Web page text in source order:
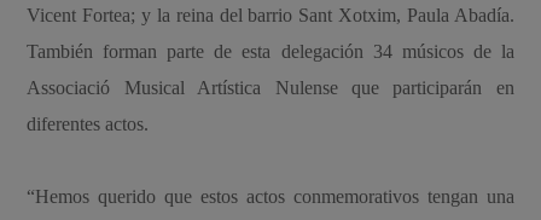
Vicent Fortea; y la reina del barrio Sant Xotxim, Paula Abadía.
También forman parte de esta delegación 34 músicos de la
Associació Musical Artística Nulense que participarán en
diferentes actos.
“Hemos querido que estos actos conmemorativos tengan una